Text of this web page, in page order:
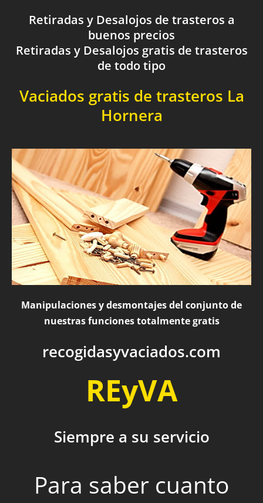
Retiradas y Desalojos de trasteros a
buenos precios
Retiradas y Desalojos gratis de trasteros
de todo tipo
Vaciados gratis de trasteros La
Hornera
Manipulaciones y desmontajes del conjunto de
nuestras funciones totalmente gratis
recogidasyvaciados.com
REyVA
Siempre a su servicio
Para saber cuanto